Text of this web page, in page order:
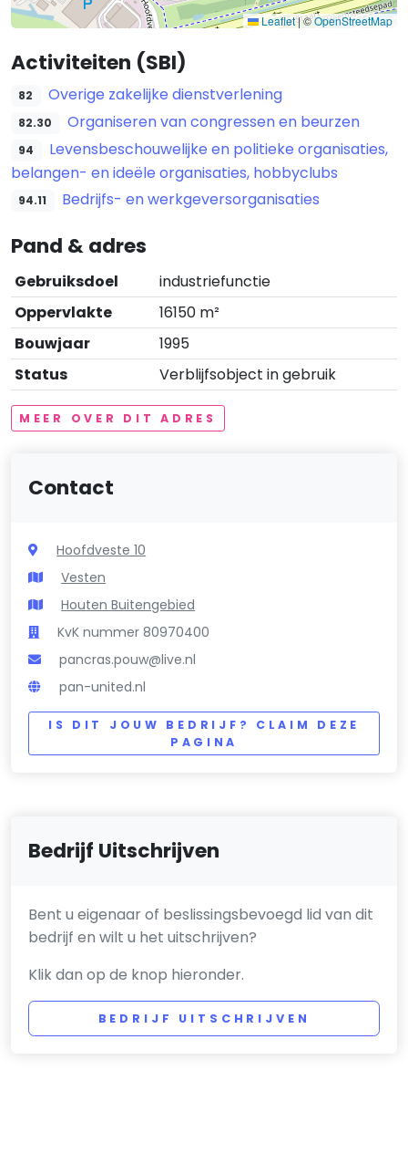
Leaflet|©OpenStreetMap
Activiteiten (SBI)
82 Overige zakelijke dienstverlening
82.30 Organiseren van congressen en beurzen
94
Levensbeschouwelijke en politieke organisaties,
belangen- en ideële organisaties, hobbyclubs
94.11 Bedrijfs- en werkgeversorganisaties
Pand & adres
Gebruiksdoel
industriefunctie
Oppervlakte
16150 m²
Bouwjaar
1995
Status
Verblijfsobject in gebruik
MEER OVER DIT ADRES
Contact
Hoofdveste 10
Vesten
Houten Buitengebied
KvK nummer 80970400
pancras.pouw@live.nl
pan-united.nl
IS DIT JOUW BEDRIJF? CLAIM DEZE
PAGINA
Bedrijf Uitschrijven
Bent u eigenaar of beslissingsbevoegd lid van dit
bedrijf en wilt u het uitschrijven?
Klik dan op de knop hieronder.
BEDRIJF UITSCHRIJVEN